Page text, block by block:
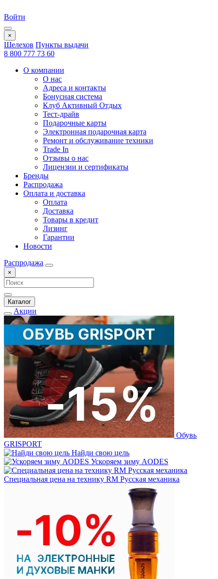
Войти
×
Шелехов Пункты выдачи
8 800 777 73 60
О компании
О нас
Адреса и контакты
Бонусная система
Клуб Активный Отдых
Тест-драйв
Подарочные карты
Электронная подарочная карта
Ремонт и обслуживание техники
Trade In
Отзывы о нас
Лицензии и сертификаты
Бренды
Распродажа
Оплата и доставка
Оплата
Доставка
Товары в кредит
Лизинг
Гарантии
Новости
Распродажа
×
Каталог
Акции
Обувь
GRISPORT
Найди свою цель
Ускоряем зиму AODES
Специальная цена на технику RM Русская механика